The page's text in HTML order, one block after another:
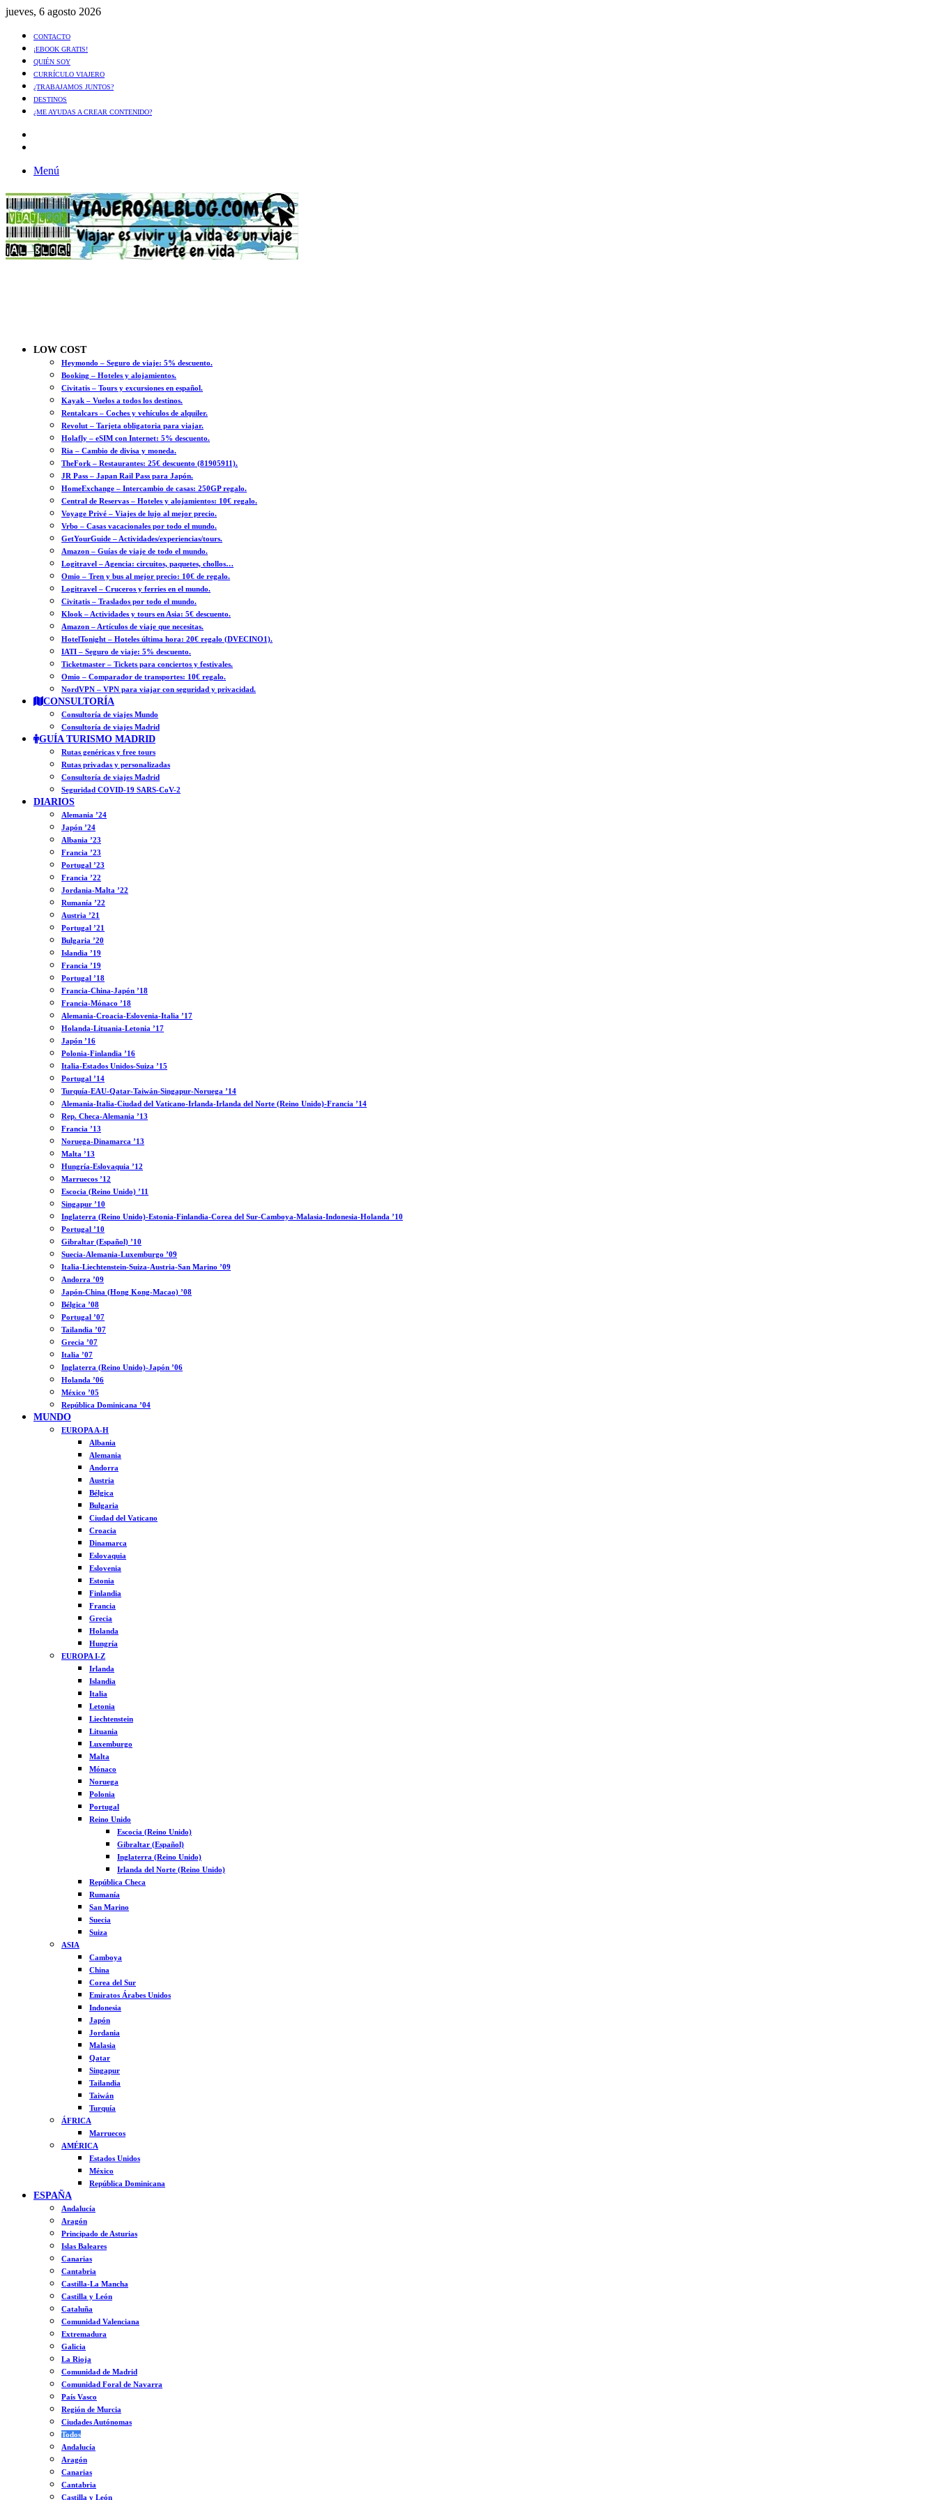
jueves, 6 agosto 2026
CONTACTO
¡EBOOK GRATIS!
QUIÉN SOY
CURRÍCULO VIAJERO
¿TRABAJAMOS JUNTOS?
DESTINOS
¿ME AYUDAS A CREAR CONTENIDO?
Menú
LOW COST
Heymondo – Seguro de viaje: 5% descuento.
Booking – Hoteles y alojamientos.
Civitatis – Tours y excursiones en español.
Kayak – Vuelos a todos los destinos.
Rentalcars – Coches y vehículos de alquiler.
Revolut – Tarjeta obligatoria para viajar.
Holafly – eSIM con Internet: 5% descuento.
Ria – Cambio de divisa y moneda.
TheFork – Restaurantes: 25€ descuento (81905911).
JR Pass – Japan Rail Pass para Japón.
HomeExchange – Intercambio de casas: 250GP regalo.
Central de Reservas – Hoteles y alojamientos: 10€ regalo.
Voyage Privé – Viajes de lujo al mejor precio.
Vrbo – Casas vacacionales por todo el mundo.
GetYourGuide – Actividades/experiencias/tours.
Amazon – Guías de viaje de todo el mundo.
Logitravel – Agencia: circuitos, paquetes, chollos…
Omio – Tren y bus al mejor precio: 10€ de regalo.
Logitravel – Cruceros y ferries en el mundo.
Civitatis – Traslados por todo el mundo.
Klook – Actividades y tours en Asia: 5€ descuento.
Amazon – Artículos de viaje que necesitas.
HotelTonight – Hoteles última hora: 20€ regalo (DVECINO1).
IATI – Seguro de viaje: 5% descuento.
Ticketmaster – Tickets para conciertos y festivales.
Omio – Comparador de transportes: 10€ regalo.
NordVPN – VPN para viajar con seguridad y privacidad.
CONSULTORÍA
Consultoría de viajes Mundo
Consultoría de viajes Madrid
GUÍA TURISMO MADRID
Rutas genéricas y free tours
Rutas privadas y personalizadas
Consultoría de viajes Madrid
Seguridad COVID-19 SARS-CoV-2
DIARIOS
Alemania ’24
Japón ’24
Albania ’23
Francia ’23
Portugal ’23
Francia ’22
Jordania-Malta ’22
Rumanía ’22
Austria ’21
Portugal ’21
Bulgaria ’20
Islandia ’19
Francia ’19
Portugal ’18
Francia-China-Japón ’18
Francia-Mónaco ’18
Alemania-Croacia-Eslovenia-Italia ’17
Holanda-Lituania-Letonia ’17
Japón ’16
Polonia-Finlandia ’16
Italia-Estados Unidos-Suiza ’15
Portugal ’14
Turquía-EAU-Qatar-Taiwán-Singapur-Noruega ’14
Alemania-Italia-Ciudad del Vaticano-Irlanda-Irlanda del Norte (Reino Unido)-Francia ’14
Rep. Checa-Alemania ’13
Francia ’13
Noruega-Dinamarca ’13
Malta ’13
Hungría-Eslovaquia ’12
Marruecos ’12
Escocia (Reino Unido) ’11
Singapur ’10
Inglaterra (Reino Unido)-Estonia-Finlandia-Corea del Sur-Camboya-Malasia-Indonesia-Holanda ’10
Portugal ’10
Gibraltar (Español) ’10
Suecia-Alemania-Luxemburgo ’09
Italia-Liechtenstein-Suiza-Austria-San Marino ’09
Andorra ’09
Japón-China (Hong Kong-Macao) ’08
Bélgica ’08
Portugal ’07
Tailandia ’07
Grecia ’07
Italia ’07
Inglaterra (Reino Unido)-Japón ’06
Holanda ’06
México ’05
República Dominicana ’04
MUNDO
EUROPA A-H
Albania
Alemania
Andorra
Austria
Bélgica
Bulgaria
Ciudad del Vaticano
Croacia
Dinamarca
Eslovaquia
Eslovenia
Estonia
Finlandia
Francia
Grecia
Holanda
Hungría
EUROPA I-Z
Irlanda
Islandia
Italia
Letonia
Liechtenstein
Lituania
Luxemburgo
Malta
Mónaco
Noruega
Polonia
Portugal
Reino Unido
Escocia (Reino Unido)
Gibraltar (Español)
Inglaterra (Reino Unido)
Irlanda del Norte (Reino Unido)
República Checa
Rumanía
San Marino
Suecia
Suiza
ASIA
Camboya
China
Corea del Sur
Emiratos Árabes Unidos
Indonesia
Japón
Jordania
Malasia
Qatar
Singapur
Tailandia
Taiwán
Turquía
ÁFRICA
Marruecos
AMÉRICA
Estados Unidos
México
República Dominicana
ESPAÑA
Andalucía
Aragón
Principado de Asturias
Islas Baleares
Canarias
Cantabria
Castilla-La Mancha
Castilla y León
Cataluña
Comunidad Valenciana
Extremadura
Galicia
La Rioja
Comunidad de Madrid
Comunidad Foral de Navarra
País Vasco
Región de Murcia
Ciudades Autónomas
Todos
Andalucía
Aragón
Canarias
Cantabria
Castilla y León